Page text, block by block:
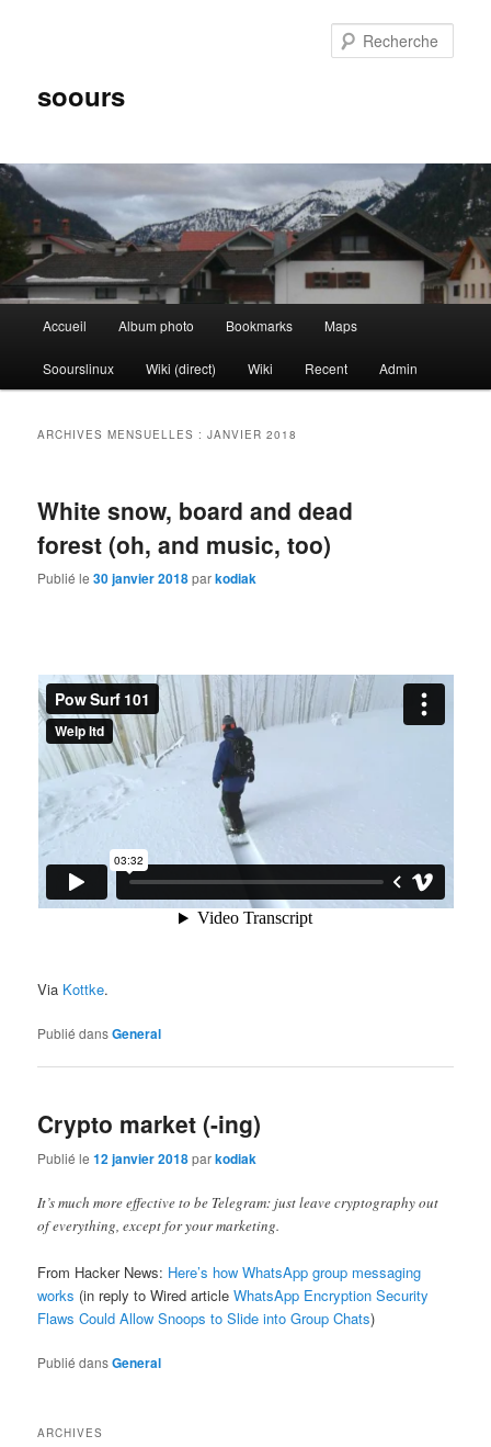
soours
Accueil Album photo Bookmarks Maps
Soourslinux Wiki (direct) Wiki Recent Admin
ARCHIVES MENSUELLES :JANVIER 2018
White snow, board and dead
forest (oh, and music, too)
Publié le30 janvier 2018parkodiak
Via Kottke.
Publié dansGeneral
Crypto market (-ing)
Publié le12 janvier 2018parkodiak
It’s much more effective to be Telegram: just leave cryptography out
of everything, except for your marketing.
From Hacker News: Here’s how WhatsApp group messaging
works (in reply to Wired articleWhatsApp Encryption Security
Flaws Could Allow Snoops to Slide into Group Chats)
Publié dansGeneral
ARCHIVES